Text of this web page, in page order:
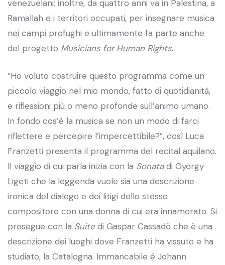
venezuelani; inoltre, da quattro anni va in Palestina, a
Ramallah e i territori occupati, per insegnare musica
nei campi profughi e ultimamente fa parte anche
del progetto Musicians for Human Rights.
“Ho voluto costruire questo programma come un
piccolo viaggio nel mio mondo, fatto di quotidianità,
e riflessioni più o meno profonde sull’animo umano.
In fondo cos’è la musica se non un modo di farci
riflettere e percepire l’impercettibile?”, così Luca
Franzetti presenta il programma del recital aquilano.
Il viaggio di cui parla inizia con la Sonatadi Gyorgy
Ligeti che la leggenda vuole sia una descrizione
ironica del dialogo e dei litigi dello stesso
compositore con una donna di cui era innamorato. Si
prosegue con la Suitedi Gaspar Cassadò che è una
descrizione dei luoghi dove Franzetti ha vissuto e ha
studiato, la Catalogna. Immancabile è Johann